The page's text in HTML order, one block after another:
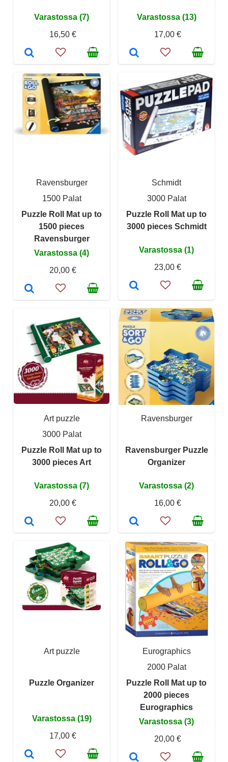
Varastossa (7)
16,50 €
Varastossa (13)
17,00 €
Ravensburger
1500 Palat
Puzzle Roll Mat up to
1500 pieces
Ravensburger
Varastossa (4)
20,00 €
Schmidt
3000 Palat
Puzzle Roll Mat up to
3000 pieces Schmidt
Varastossa (1)
23,00 €
Art puzzle
3000 Palat
Puzzle Roll Mat up to
3000 pieces Art
Varastossa (7)
20,00 €
Ravensburger
Ravensburger Puzzle
Organizer
Varastossa (2)
16,00 €
Art puzzle
Puzzle Organizer
Varastossa (19)
17,00 €
Eurographics
2000 Palat
Puzzle Roll Mat up to
2000 pieces
Eurographics
Varastossa (3)
20,00 €